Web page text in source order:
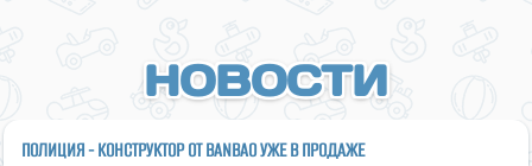
НОВОСТИ
ПОЛИЦИЯ - КОНСТРУКТОР ОТ BANBAO УЖЕ В ПРОДАЖЕ